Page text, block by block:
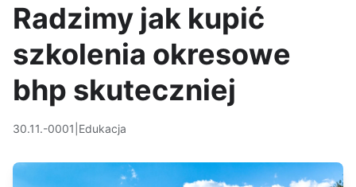
Radzimy jak kupić
szkolenia okresowe
bhp skuteczniej
30.11.-0001 Edukacja